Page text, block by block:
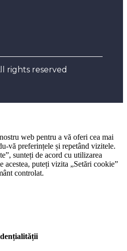
rights reserved
web pentru a vă oferi cea mai
vă preferințele și repetând vizitele.
sunteți de acord cu utilizarea
puteți vizita „Setări cookie”
controlat.